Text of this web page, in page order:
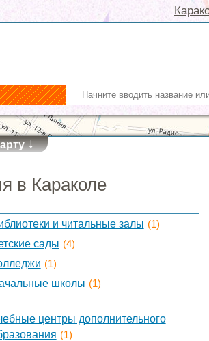
↓
в Караколе
и читальные залы (1)
сады (4)
(1)
школы (1)
центры дополнительного
(1)